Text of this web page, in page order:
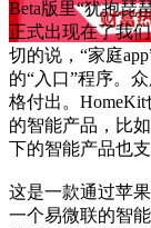
Beta版里“犹抱琵
正式出现在了我
切的说，“家庭
的“入口”程序。
格付出。
的智能产品，比
下的智能产品也
这是一款通过苹
一个易微联的智